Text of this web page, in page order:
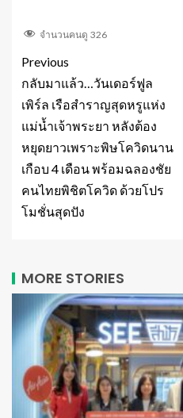
จำนวนคนดู 326
Previous
กลับมาแล้ว…วันเดอร์ฟูล
เพิร์ล เรือสำราญสุดหรูแห่ง
แม่น้ำเจ้าพระยา หลังต้อง
หยุดยาวเพราะพิษโควิดนาน
เกือบ 4 เดือน พร้อมฉลองชัย
คนไทยพิชิตโควิด ด้วยโปร
โมชั่นสุดปัง
MORE STORIES